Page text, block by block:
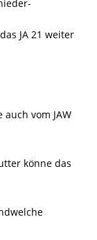
JA 21 weiter
vom JAW
könne das